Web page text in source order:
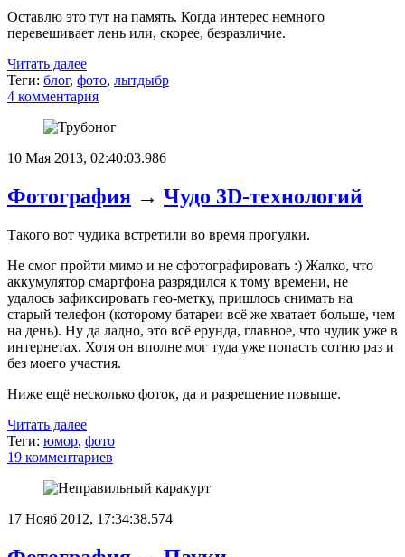
Оставлю это тут на память. Когда интерес немного
перевешивает лень или, скорее, безразличие.
Читать далее
Теги: блог, фото, лытдыбр
4 комментария
10 Мая 2013, 02:40:03.986
Фотография → Чудо 3D-технологий
Такого вот чудика встретили во время прогулки.
Не смог пройти мимо и не сфотографировать :) Жалко, что
аккумулятор смартфона разрядился к тому времени, не
удалось зафиксировать гео-метку, пришлось снимать на
старый телефон (которому батареи всё же хватает больше, чем
на день). Ну да ладно, это всё ерунда, главное, что чудик уже в
интернетах. Хотя он вполне мог туда уже попасть сотню раз и
без моего участия.
Ниже ещё несколько фоток, да и разрешение повыше.
Читать далее
Теги: юмор, фото
19 комментариев
17 Нояб 2012, 17:34:38.574